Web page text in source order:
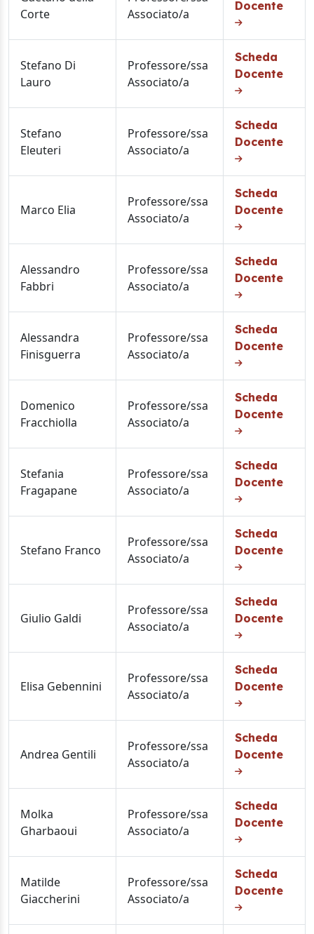
Corte
Associato/a
Docente
Stefano Di
Lauro
Professore/ssa
Associato/a
Scheda
Docente
Stefano
Eleuteri
Professore/ssa
Associato/a
Scheda
Docente
Marco Elia
Professore/ssa
Associato/a
Scheda
Docente
Alessandro
Fabbri
Professore/ssa
Associato/a
Scheda
Docente
Alessandra
Finisguerra
Professore/ssa
Associato/a
Scheda
Docente
Domenico
Fracchiolla
Professore/ssa
Associato/a
Scheda
Docente
Stefania
Fragapane
Professore/ssa
Associato/a
Scheda
Docente
Stefano Franco
Professore/ssa
Associato/a
Scheda
Docente
Giulio Galdi
Professore/ssa
Associato/a
Scheda
Docente
Elisa Gebennini
Professore/ssa
Associato/a
Scheda
Docente
Andrea Gentili
Professore/ssa
Associato/a
Scheda
Docente
Molka
Gharbaoui
Professore/ssa
Associato/a
Scheda
Docente
Matilde
Giaccherini
Professore/ssa
Associato/a
Scheda
Docente